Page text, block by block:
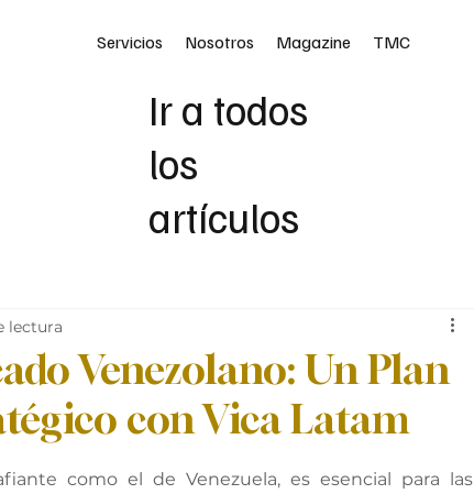
Servicios Nosotros Magazine TMC
Ir a todos
los
artículos
Venezolano: Un Plan
con Vica Latam
lectura
como el de Venezuela, es esencial para las